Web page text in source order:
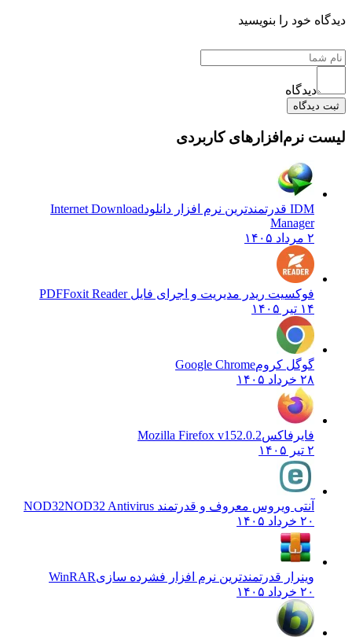
دیدگاه خود را بنویسید
دیدگاه
ثبت دیدگاه
لیست نرم‌افزارهای کاربردی
IDM قدرتمندترین نرم افزار دانلود
Internet Download
Manager
۲ مرداد ۱۴۰۵
فوکسیت ریدر مدیریت و اجرای فایل PDFFoxit Reader
۱۴ تیر ۱۴۰۵
گوگل کرومGoogle Chrome
۲۸ خرداد ۱۴۰۵
فایرفاکسMozilla Firefox v152.0.2
۲ تیر ۱۴۰۵
آنتی ویروس معروف و قدرتمند NOD32 NOD32 Antivirus
۲۰ خرداد ۱۴۰۵
وینرار قدرتمندترین نرم افزار فشرده سازیWinRAR
۲۰ خرداد ۱۴۰۵